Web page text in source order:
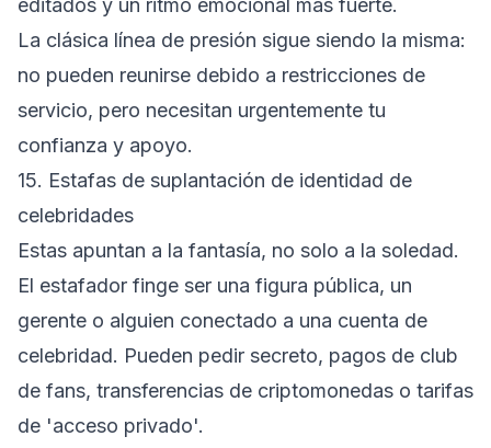
editados y un ritmo emocional más fuerte.
La clásica línea de presión sigue siendo la misma:
no pueden reunirse debido a restricciones de
servicio, pero necesitan urgentemente tu
confianza y apoyo.
15. Estafas de suplantación de identidad de
celebridades
Estas apuntan a la fantasía, no solo a la soledad.
El estafador finge ser una figura pública, un
gerente o alguien conectado a una cuenta de
celebridad. Pueden pedir secreto, pagos de club
de fans, transferencias de criptomonedas o tarifas
de 'acceso privado'.